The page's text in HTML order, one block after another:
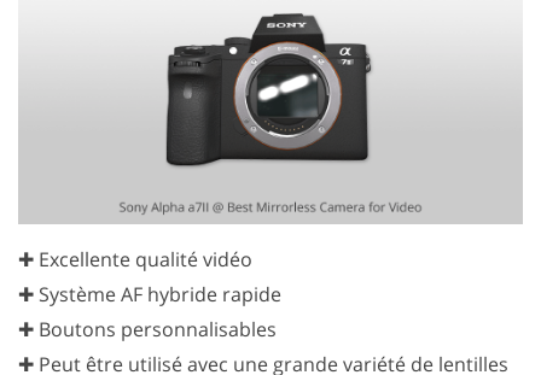
✚ Excellente qualité vidéo
✚ Système AF hybride rapide
✚ Boutons personnalisables
✚ Peut être utilisé avec une grande variété de lentilles